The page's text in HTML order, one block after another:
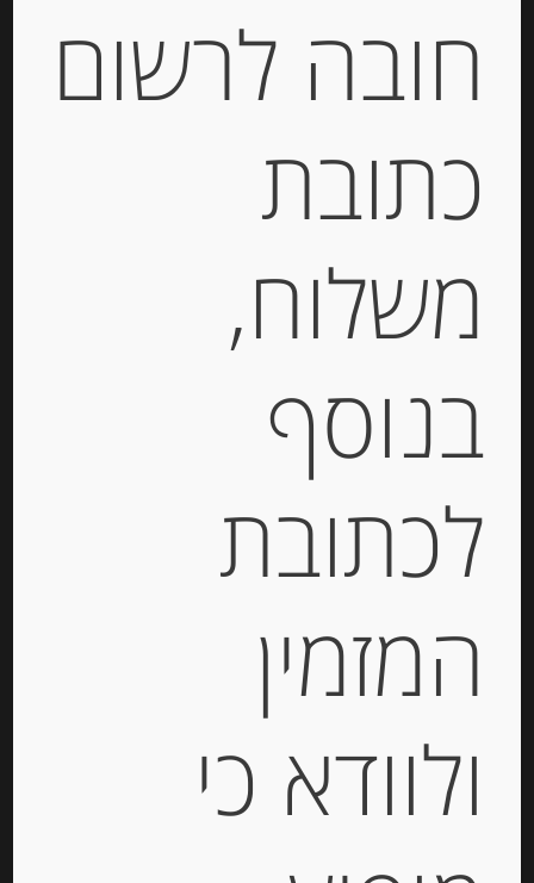
-
31.00
Holland
₪
חובה לרשום
כתובת
משלוח,
בנוסף
לכתובת
המזמין
ולוודא כי